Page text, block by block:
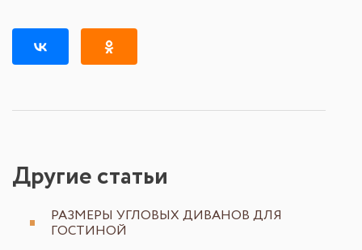
Другие статьи
РАЗМЕРЫ УГЛОВЫХ ДИВАНОВ ДЛЯ
ГОСТИНОЙ